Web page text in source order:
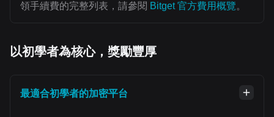
領手續費的完整列表，請參閱 Bitget 官方費用概覽。
以初學者為核心，獎勵豐厚
最適合初學者的加密平台